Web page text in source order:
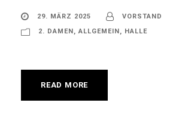
29. MÄRZ 2025
VORSTAND
2. DAMEN, ALLGEMEIN, HALLE
READ MORE